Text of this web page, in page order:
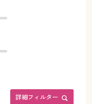
詳細フィルター